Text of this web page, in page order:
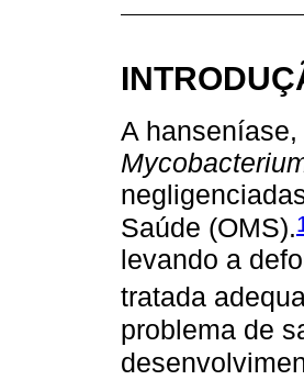
A
Saúde (OMS).
levando a
tratada
problema de